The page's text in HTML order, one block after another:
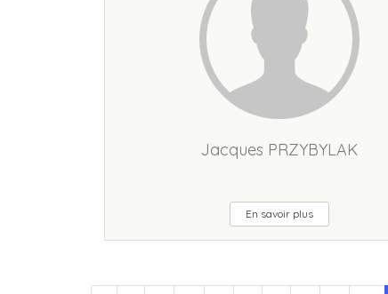
Jacques PRZYBYLAK
En savoir plus